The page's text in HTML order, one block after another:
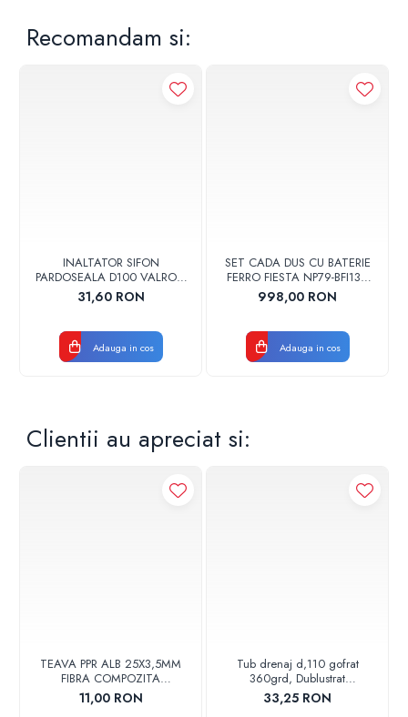
Recomandam si:
INALTATOR SIFON
PARDOSEALA D100 VALROM
17001900004
31,60 RON
Adauga in cos
SET CADA DUS CU BATERIE
FERRO FIESTA NP79-BFI13U
CROM
998,00 RON
Adauga in cos
Clientii au apreciat si:
TEAVA PPR ALB 25X3,5MM
FIBRA COMPOZITA
10033025004
VALDUOTHERM VALROM
11,00 RON
Tub drenaj d,110 gofrat
360grd, Dublustrat
verde/negru 110152 Drainkit
33,25 RON